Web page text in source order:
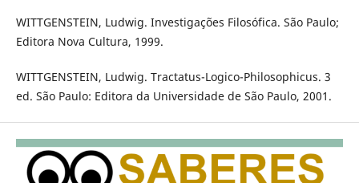
WITTGENSTEIN, Ludwig. Investigações Filosófica. São Paulo;
Editora Nova Cultura, 1999.
WITTGENSTEIN, Ludwig. Tractatus-Logico-Philosophicus. 3
ed. São Paulo: Editora da Universidade de São Paulo, 2001.